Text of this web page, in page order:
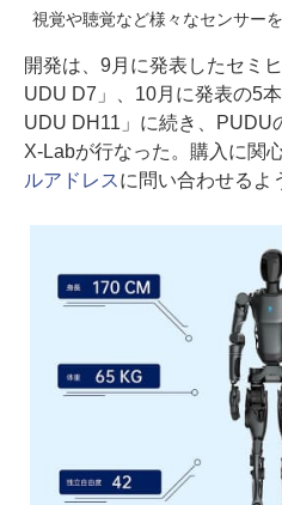
視覚や聴覚など様々なセンサー
開発は、9月に発表したセミ
UDU D7」、10月に発表の5
UDU DH11」に続き、PUDU
X-Labが行なった。購入に関
ルアドレスに問い合わせるよ